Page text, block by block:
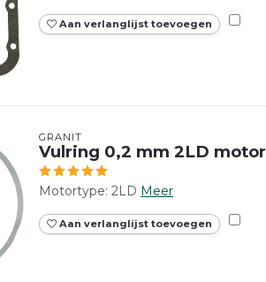
Aan verlanglijst toevoegen
GRANIT
Vulring 0,2 mm 2LD motor
Motortype: 2LD Meer
Aan verlanglijst toevoegen